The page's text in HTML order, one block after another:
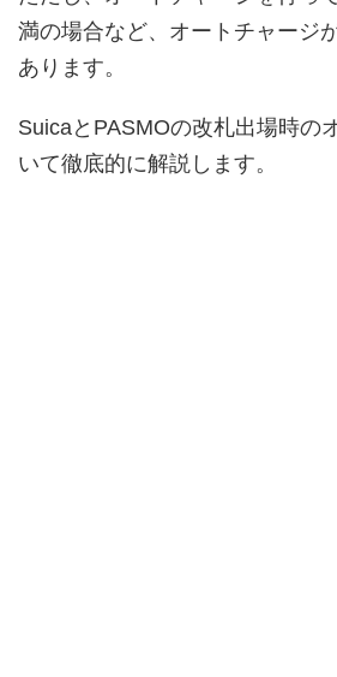
満の場合など、オートチャージ
あります。
SuicaとPASMOの改札出場時の
いて徹底的に解説します。